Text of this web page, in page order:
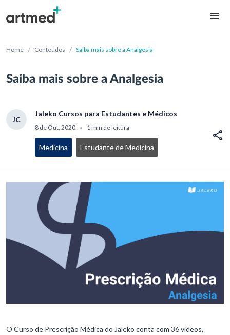
Home / Conteúdos / Saiba mais sobre a Analgesia
Saiba mais sobre a Analgesia
JC
Jaleko Cursos para Estudantes e Médicos
8 de Out, 2020 • 1 min de leitura
Medicina Estudante de Medicina
O Curso de Prescrição Médica do Jaleko conta com 36 vídeos,